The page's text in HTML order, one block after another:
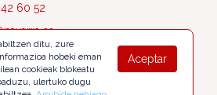
60 52
Aceptar
ditu, zure
hobeki eman
cookieak blokeatu
ulertuko dugu